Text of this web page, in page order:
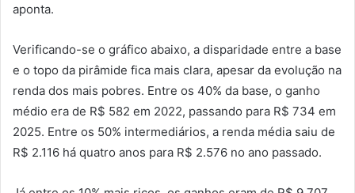
aponta.
Verificando-se o gráfico abaixo, a disparidade entre a base
e o topo da pirâmide fica mais clara, apesar da evolução na
renda dos mais pobres. Entre os 40% da base, o ganho
médio era de R$ 582 em 2022, passando para R$ 734 em
2025. Entre os 50% intermediários, a renda média saiu de
R$ 2.116 há quatro anos para R$ 2.576 no ano passado.